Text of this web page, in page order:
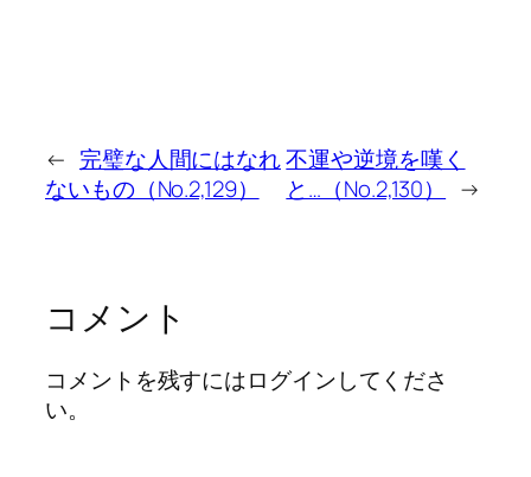
← 完璧な人間にはなれ
ないもの（No.2,129）
不運や逆境を嘆く
と…（No.2,130）
→
コメント
コメントを残すにはログインしてくださ
い。